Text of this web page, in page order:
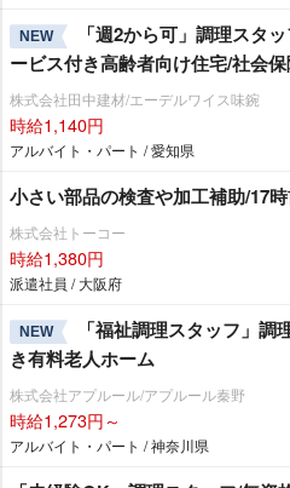
NEW
「週2から可」調理スタ
ービス付き高齢者向け住宅/社会
株式会社田中建材/エーデルワイス味鋺
時給1,140円
アルバイト・パート / 愛知県
小さい部品の検査や加工補助/17
株式会社トーコー
時給1,380円
派遣社員 / 大阪府
NEW
「福祉調理スタッフ」
き有料老人ホーム
株式会社アプルール/アプルール秦野
時給1,273円～
アルバイト・パート / 神奈川県